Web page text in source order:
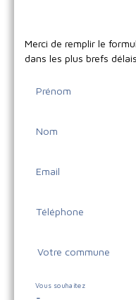
Merci de remplir le
dans les plus brefs délais.
Prénom
Nom
Email
Téléphone
Votre commune
-
Vous souhaitez